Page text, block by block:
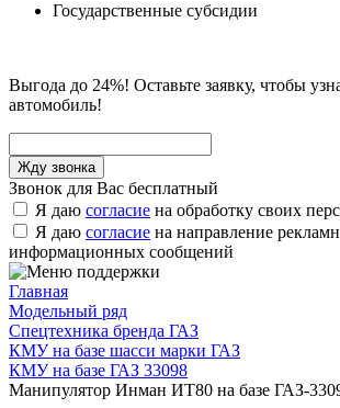
Государственные субсидии
Выгода до 24%! Оставьте заявку, чтобы
автомобиль!
Звонок для Вас бесплатный
Я даю согласие на обработку своих
Я даю согласие на направление
информационных сообщений
Главная
Модельный ряд
Спецтехника бренда ГАЗ
КМУ на базе шасси марки ГАЗ
КМУ на базе ГАЗ 33098
Манипулятор Инман ИТ80 на базе ГАЗ-